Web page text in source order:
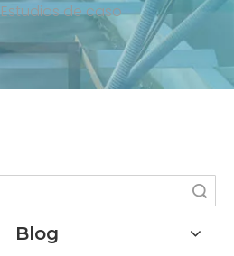
Estudios de caso
Blog